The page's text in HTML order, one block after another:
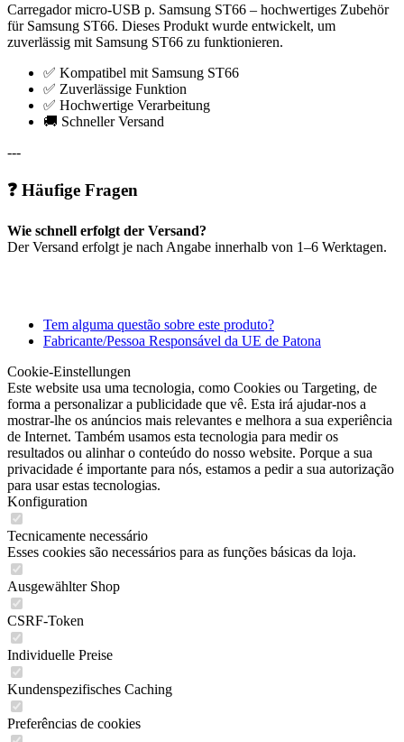
Carregador micro-USB p. Samsung ST66 – hochwertiges Zubehör
für Samsung ST66. Dieses Produkt wurde entwickelt, um
zuverlässig mit Samsung ST66 zu funktionieren.
✅ Kompatibel mit Samsung ST66
✅ Zuverlässige Funktion
✅ Hochwertige Verarbeitung
🚚 Schneller Versand
---
❓ Häufige Fragen
Wie schnell erfolgt der Versand?
Der Versand erfolgt je nach Angabe innerhalb von 1–6 Werktagen.
Tem alguma questão sobre este produto?
Fabricante/Pessoa Responsável da UE de Patona
Cookie-Einstellungen
Este website usa uma tecnologia, como Cookies ou Targeting, de
forma a personalizar a publicidade que vê. Esta irá ajudar-nos a
mostrar-lhe os anúncios mais relevantes e melhora a sua experiência
de Internet. Também usamos esta tecnologia para medir os
resultados ou alinhar o conteúdo do nosso website. Porque a sua
privacidade é importante para nós, estamos a pedir a sua autorização
para usar estas tecnologias.
Konfiguration
Tecnicamente necessário
Esses cookies são necessários para as funções básicas da loja.
Ausgewählter Shop
CSRF-Token
Individuelle Preise
Kundenspezifisches Caching
Preferências de cookies